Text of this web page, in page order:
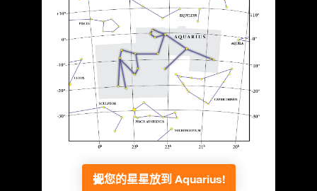
把您的星星放到 Aquarius!